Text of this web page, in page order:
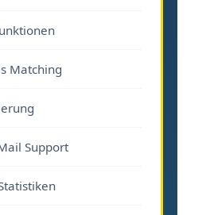
Matching
Support